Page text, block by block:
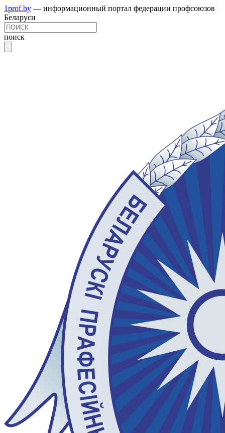
1prof.by — информационный портал федерации профсоюзов
Беларуси
поиск